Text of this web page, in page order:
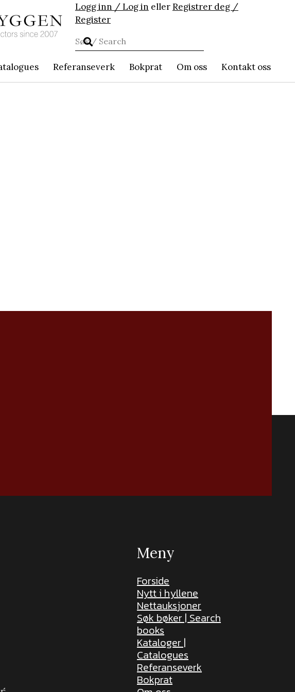
Logg inn / Log in ellerRegistrer deg /
Register
Referanseverk Bokprat Om oss Kontakt oss
Meny
Forside
Nytt i hyllene
Nettauksjoner
Søk bøker | Search
books
Kataloger |
Catalogues
Referanseverk
Bokprat